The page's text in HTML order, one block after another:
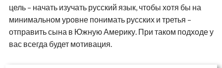
цель – начать изучать русский язык, чтобы хотя бы на
минимальном уровне понимать русских и третья –
отправить сына в Южную Америку. При таком подходе у
вас всегда будет мотивация.